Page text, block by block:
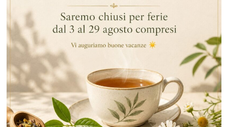
suscipit tincidunt.
Easy Terms of Service and Privacy Policy for Your
Lorem ipsum dolor sit amet, consectetur adipiscing
elit. Morbi accumsan turpis posuere cursus ultricies.
Ut nunc justo, faucibus eget elit quis, vehicula
rhoncus nulla. Phasellus convallis sem nec facilisis
commodo. Fusce ut molestie turpis. Suspendisse